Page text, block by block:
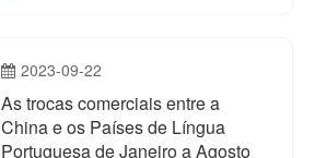
homólogo de 2.96%.
2023-09-22
As trocas comerciais entre a
China e os Países de Língua
Portuguesa de Janeiro a Agosto